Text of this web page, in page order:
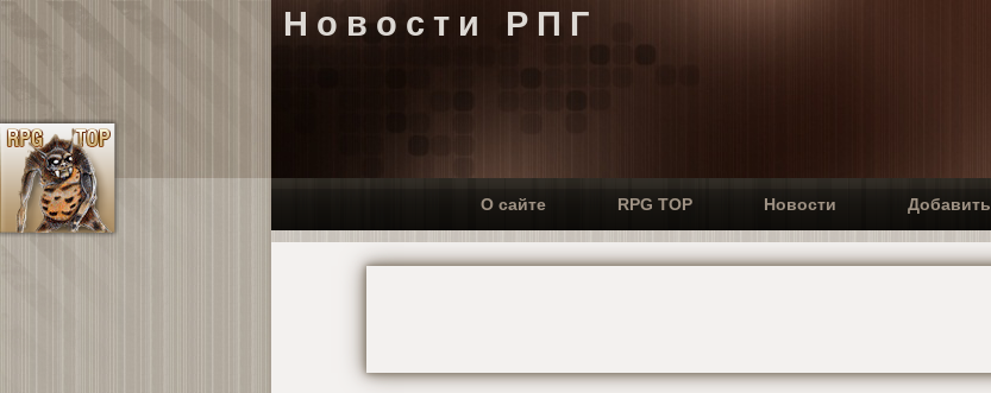
Новости РПГ
О сайте RPG TOP Новости Добавить